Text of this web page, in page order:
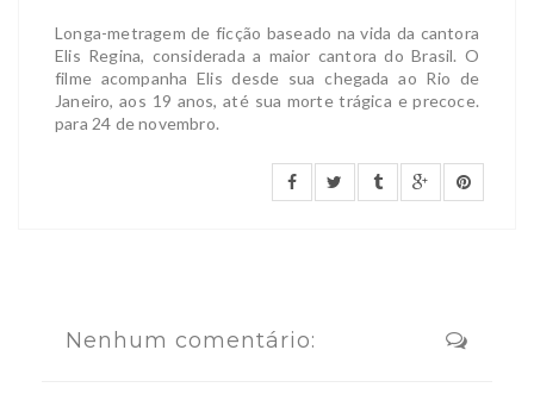
Longa-metragem de ficção baseado na vida da cantora
Elis Regina, considerada a maior cantora do Brasil. O
filme acompanha Elis desde sua chegada ao Rio de
Janeiro, aos 19 anos, até sua morte trágica e precoce.
para 24 de novembro.
Nenhum comentário: